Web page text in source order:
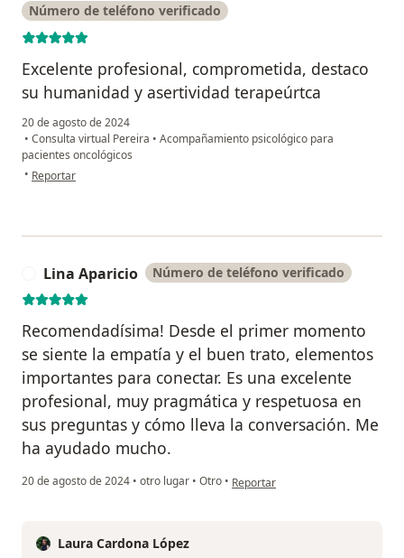
Número de teléfono verificado
Excelente profesional, comprometida, destaco
su humanidad y asertividad terapeúrtca
20 de agosto de 2024
• Consulta virtual Pereira • Acompañamiento psicológico para
pacientes oncológicos
• en opinión del usuario Nicolasa Alejandra Rodríguez
Reportar
Lina Aparicio Número de teléfono verificado
Recomendadísima! Desde el primer momento
se siente la empatía y el buen trato, elementos
importantes para conectar. Es una excelente
profesional, muy pragmática y respetuosa en
sus preguntas y cómo lleva la conversación. Me
ha ayudado mucho.
20 de agosto de 2024 • otro lugar • Otro • en opinión del usuario Lina
Reportar
Laura Cardona López